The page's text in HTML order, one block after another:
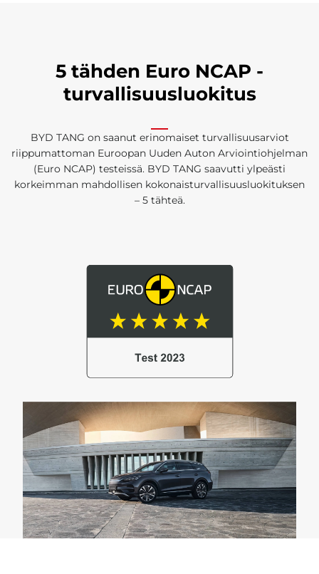
5 tähden Euro NCAP -
turvallisuusluokitus
BYD TANG on saanut erinomaiset turvallisuusarviot
riippumattoman Euroopan Uuden Auton Arviointiohjelman
(Euro NCAP) testeissä. BYD TANG saavutti ylpeästi
korkeimman mahdollisen kokonaisturvallisuusluokituksen
– 5 tähteä.